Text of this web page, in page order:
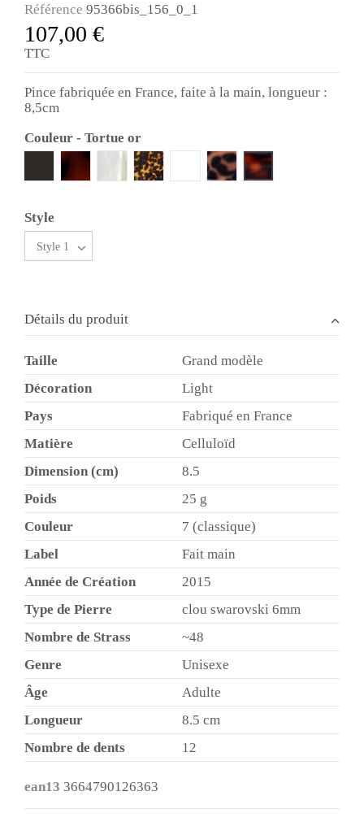
Référence 95366bis_156_0_1
107,00 €
TTC
Pince fabriquée en France, faite à la main, longueur :
8,5cm
Couleur - Tortue or
Noir
Ecaille Alba Tortue Blanc PanthereTortue or
Style
Détails du produit
Taille
Grand modèle
Décoration
Light
Pays
Fabriqué en France
Matière
Celluloïd
Dimension (cm)
8.5
Poids
25 g
Couleur
7 (classique)
Label
Fait main
Année de Création
2015
Type de Pierre
clou swarovski 6mm
Nombre de Strass
~48
Genre
Unisexe
Âge
Adulte
Longueur
8.5 cm
Nombre de dents
12
ean13 3664790126363